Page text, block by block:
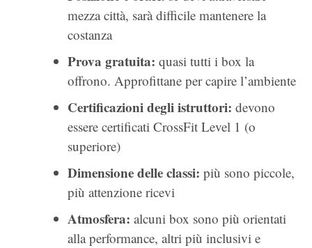
mezza città, sarà difficile mantenere la
costanza
Prova gratuita: quasi tutti i box la
offrono. Approfittane per capire l’ambiente
Certificazioni degli istruttori: devono
essere certificati CrossFit Level 1 (o
superiore)
Dimensione delle classi: più sono piccole,
più attenzione ricevi
Atmosfera: alcuni box sono più orientati
alla performance, altri più inclusivi e